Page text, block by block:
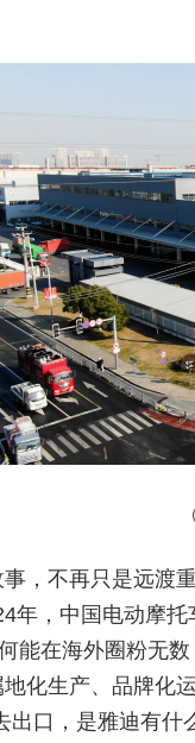
，不再只是远渡
年，中国电动摩
能在海外圈粉无
化生产、品牌化
出口，是雅迪有